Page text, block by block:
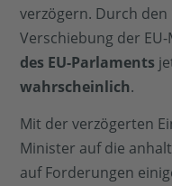
verzögern. Durch
Verschiebung der
des EU-Parlaments
wahrscheinlich.
Mit der verzögerten
Minister auf die
auf Forderungen